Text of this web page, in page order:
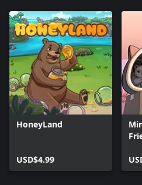
HoneyLand
USD$4.99